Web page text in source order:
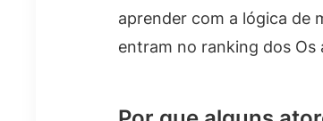
aprender com a lógica de
entram no ranking dos